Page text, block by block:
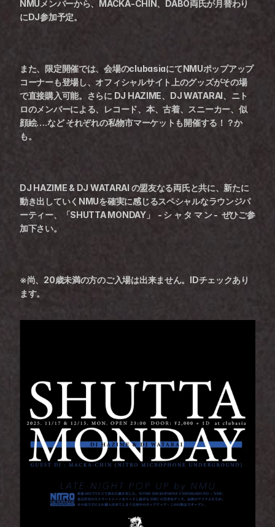
NMUメンバーから、MACKA-CHIN、DABO両氏が月替わり
にDJ参加予定。
また、限定開催では、会場のclubasiaにてNMUポップアップ
コーナーも登場し、オフィシャルサイト上のグッズがその場
で直接購入可能。さらに DJ HAZIME、DJ WATARAI、ニト
ロのメンバーによる、レコード、本、古着、スニーカー、似
顔絵….など それぞれの私物市マーケットも開催する！？か
も。
DJ HAZIME & DJ WATARAI の盟友なる両氏と共に、新たに
動き出していくNMUを確実に感じるスペシャルなラウンジパ
ーティー、「SHUTTA MONDAY」  - シ ャ タ マ ン -  ぜひご参
加下さい。
※尚、20歳未満の方のご入場は出来ません。IDチェックあり
ます。